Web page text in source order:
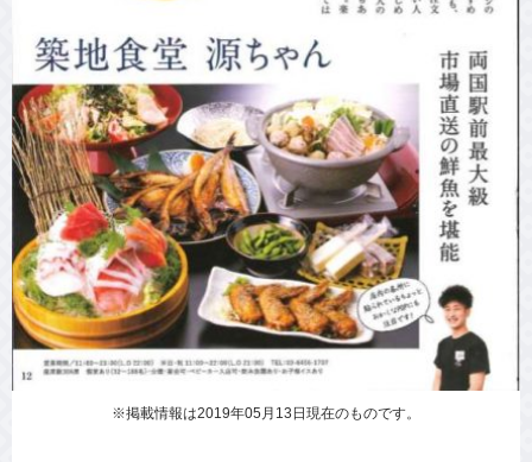
※掲載情報は2019年05月13日現在のものです。